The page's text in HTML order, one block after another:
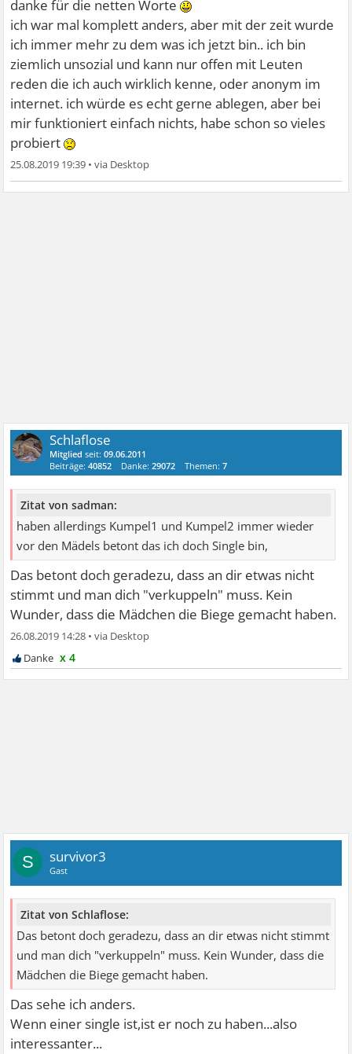
danke für die netten Worte
ich war mal komplett anders, aber mit der zeit wurde
ich immer mehr zu dem was ich jetzt bin.. ich bin
ziemlich unsozial und kann nur offen mit Leuten
reden die ich auch wirklich kenne, oder anonym im
internet. ich würde es echt gerne ablegen, aber bei
mir funktioniert einfach nichts, habe schon so vieles
probiert
25.08.2019 19:39 •
Schlaflose
Mitglied seit:09.06.2011
Beiträge:40852 Danke:29072 Themen:7
Zitat von sadman:
haben allerdings Kumpel1 und Kumpel2 immer wieder
vor den Mädels betont das ich doch Single bin,
Das betont doch geradezu, dass an dir etwas nicht
stimmt und man dich "verkuppeln" muss. Kein
Wunder, dass die Mädchen die Biege gemacht haben.
26.08.2019 14:28 •
x 4
S survivor3
Gast
Zitat von Schlaflose:
Das betont doch geradezu, dass an dir etwas nicht stimmt
und man dich "verkuppeln" muss. Kein Wunder, dass die
Mädchen die Biege gemacht haben.
Das sehe ich anders.
Wenn einer single ist,ist er noch zu haben...also
interessanter...